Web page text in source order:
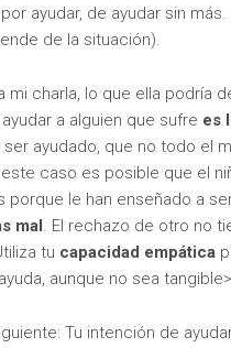
ayudar, de ayudar sin
de la situación).
mi charla, lo que ella podría
a alguien que sufre es
ayudado, que no todo el
caso es posible que el
porque le han enseñado a
mal. El rechazo de otro no
tu capacidad empática
aunque no sea
Tu intención de